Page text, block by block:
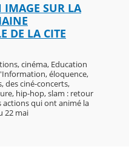
IMAGE SUR LA
DE LA CITE
cinéma, Education
éloquence,
des ciné-concerts,
hip-hop, slam : retour
actions qui ont animé la
22 mai